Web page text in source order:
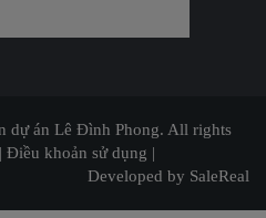
dự án Lê Đình Phong. All rights
| Điều khoản sử dụng |
Developed by SaleReal